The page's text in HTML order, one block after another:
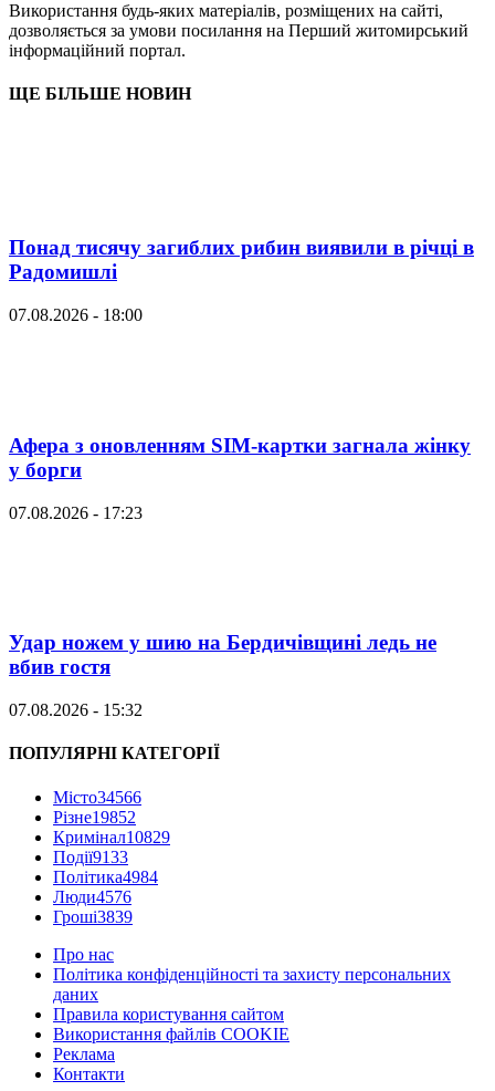
Використання будь-яких матеріалів, розміщених на сайті,
дозволяється за умови посилання на Перший житомирський
інформаційний портал.
ЩЕ БІЛЬШЕ НОВИН
Понад тисячу загиблих рибин виявили в річці в
Радомишлі
07.08.2026 - 18:00
Афера з оновленням SIM-картки загнала жінку
у борги
07.08.2026 - 17:23
Удар ножем у шию на Бердичівщині ледь не
вбив гостя
07.08.2026 - 15:32
ПОПУЛЯРНІ КАТЕГОРІЇ
Місто34566
Різне19852
Кримінал10829
Події9133
Політика4984
Люди4576
Гроші3839
Про нас
Політика конфіденційності та захисту персональних
даних
Правила користування сайтом
Використання файлів COOKIE
Реклама
Контакти